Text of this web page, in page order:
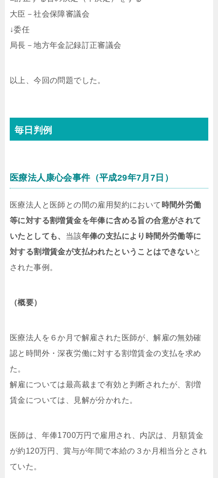
大臣－社会保障審議会
↓委任
局長－地方年金記録訂正審議会
以上、今回の問題でした。
毎日判例
医療法人康心会事件（平成29年7月7日）
医療法人と医師との間の雇用契約において 時間外労働
等に対する割増賃金を年俸に含める旨の合意がされて
いたとしても、 当該年俸の支払により時間外労働等に
対する割増賃金が支払われたということはできないと
された事例。
（概要）
医療法人を６か月で解雇された医師が、解雇の無効確
認と時間外・深夜労働に対する割増賃金の支払を求め
た。
解雇については最高裁まで有効と判断されたが、割増
賃金については、見解が分かれた。
医師は、年俸1700万円で雇用され、内訳は、月額賃金
が約120万円、賞与が年間で本給の３か月相当分とされ
ていた。